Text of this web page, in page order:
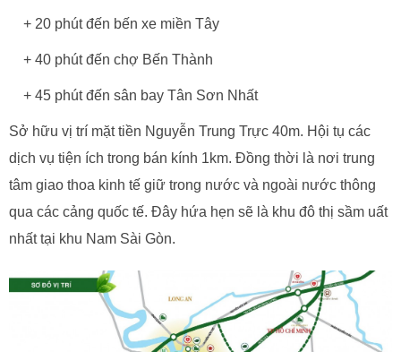
+ 20 phút đến bến xe miền Tây
+ 40 phút đến chợ Bến Thành
+ 45 phút đến sân bay Tân Sơn Nhất
Sở hữu vị trí mặt tiền Nguyễn Trung Trực 40m. Hội tụ các
dịch vụ tiện ích trong bán kính 1km. Đồng thời là nơi trung
tâm giao thoa kinh tế giữ trong nước và ngoài nước thông
qua các cảng quốc tế. Đây hứa hẹn sẽ là khu đô thị sầm uất
nhất tại khu Nam Sài Gòn.